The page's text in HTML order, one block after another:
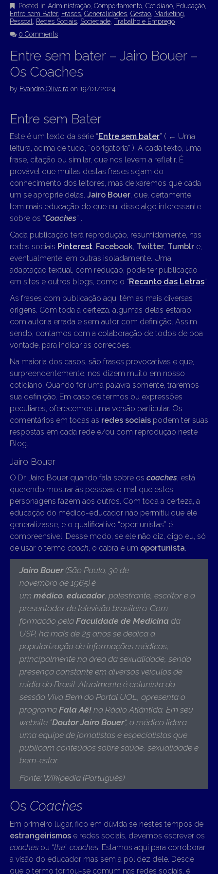
Posted in Administração Comportamento Cotidiano Educação
Entre sem Bater, Frases Generalidades Gestão Marketing
Pessoal
Redes Sociais Sociedade Trabalho e Emprego
0 Comments
Entre sem bater – Jairo Bouer –
Os Coaches
by Evandro Oliveira on 19/01/2024
Entre sem Bater
Este é um texto da série “Entre sem bater” ( ← Uma
leitura, acima de tudo, “obrigatória” ). A cada texto, uma
frase, citação ou similar, que nos levem a refletir. É
provável que muitas destas frases sejam do
conhecimento dos leitores, mas deixaremos que cada
um se aproprie delas. Jairo Bouer , que, certamente,
tem mais educação do que eu, disse algo interessante
sobre os “Coaches” .
Cada publicação terá reprodução, resumidamente, nas
redes sociais Pinterest Facebook Twitter Tumblr e,
eventualmente, em outras isoladamente. Uma
adaptação textual, com redução, pode ter publicação
em sites e outros blogs, como o “Recanto das Letras“.
As frases com publicação aqui têm as mais diversas
origens. Com toda a certeza, algumas delas estarão
com autoria errada e sem autor com definição. Assim
sendo, contamos com a colaboração de todos de boa
vontade, para indicar as correções.
Na maioria dos casos, são frases provocativas e que,
surpreendentemente, nos dizem muito em nosso
cotidiano. Quando for uma palavra somente, traremos
sua definição. Em caso de termos ou expressões
peculiares, oferecemos uma versão particular. Os
comentários em todas as redes sociais podem ter suas
respostas em cada rede e/ou com reprodução neste
Blog.
Jairo Bouer
O Dr. Jairo Bouer quando fala sobre os coaches , está
querendo mostrar às pessoas o mal que estes
personagens fazem aos outros. Com toda a certeza, a
educação do médico-educador não permitiu que ele
generalizasse, e o qualificativo “oportunistas” é
compreensível. Desse modo, se ele não diz, digo eu, só
de usar o termo coach , o cabra é um oportunista
Jairo Bouer(São Paulo, 30 de
novembro de 1965)é
um médico, educador, palestrante, escritor e a
presentador de televisão brasileiro. Com
formação pela Faculdade de Medicina da
USP, há mais de 25 anos se dedica a
popularização de informações médicas,
principalmente na área da sexualidade, sendo
presença constante em diversos veículos de
mídia do Brasil. Atualmente é colunista da
sessão Viva Bem do Portal UOL, apresenta o
programa Fala Aê! na Rádio Atlântida. Em seu
website “Doutor Jairo Bouer“, o médico lidera
uma equipe de jornalistas e especialistas que
publicam conteúdos sobre saúde, sexualidade e
bem-estar.
Fonte: Wikipedia (Português)
Os Coaches
Em primeiro lugar, fico em dúvida se nestes tempos de
estrangeirismos e redes sociais, devemos escrever os
coaches ou “the” coaches . Estamos aqui para corroborar
a visão do educador mas sem a polidez dele. Desde
que o termo tornou-se comum nas redes sociais, é